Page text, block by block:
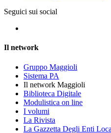
Seguici sui social
Il network
Gruppo Maggioli
Sistema PA
Il network Maggioli
Biblioteca Digitale
Modulistica on line
I volumi
La Rivista
La Gazzetta Degli Enti